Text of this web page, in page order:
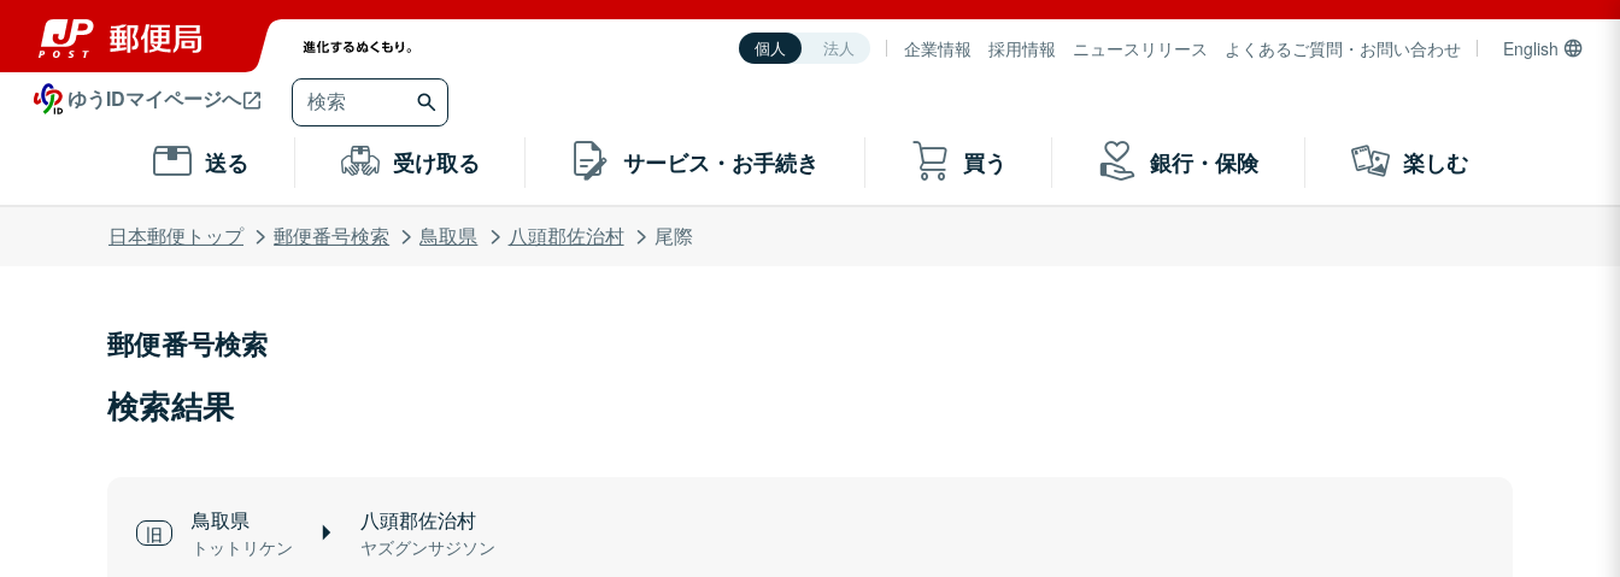
個人 法人 企業情報 採用情報 ニュースリリース よくあるご質問・お問い合わせ English
ゆうIDマイページへ
送る 受け取る サービス・お手続き 買う 銀行・保険 楽しむ
日本郵便トップ 郵便番号検索 鳥取県 八頭郡佐治村 尾際
郵便番号検索
検索結果
鳥取県
トットリケン
八頭郡佐治村
ヤズグンサジソン